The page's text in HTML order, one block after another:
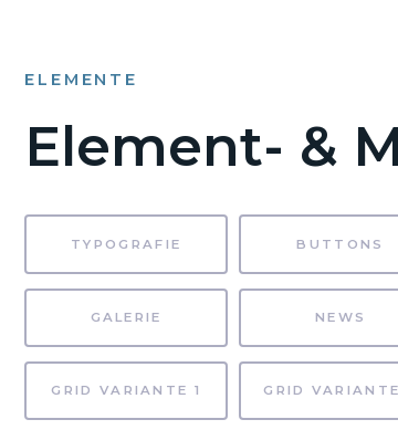
ELEMENTE
Element- &
TYPOGRAFIE BUTTONS
GALERIE NEWS
GRID VARIANTE 1 GRID